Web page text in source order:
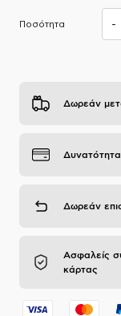
Ποσότητα -
Δωρεάν
Δωρεάν
Ασφαλείς
κάρτας